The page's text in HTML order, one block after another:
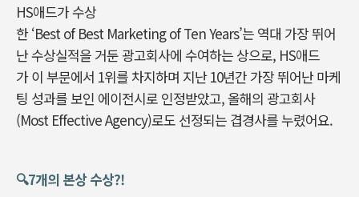
HS애드가 수상
한 ‘Best of Best Marketing of Ten Years’는 역대 가장 뛰어
난 수상실적을 거둔 광고회사에 수여하는 상으로, HS애드
가 이 부문에서 1위를 차지하며 지난 10년간 가장 뛰어난 마케
팅 성과를 보인 에이전시로 인정받았고, 올해의 광고회사
(Most Effective Agency)로도 선정되는 겹경사를 누렸어요.
🔍️7개의 본상 수상?!